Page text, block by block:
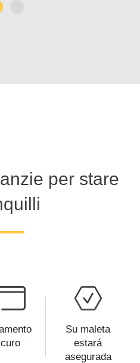
per stare
Su maleta
estará
asegurada